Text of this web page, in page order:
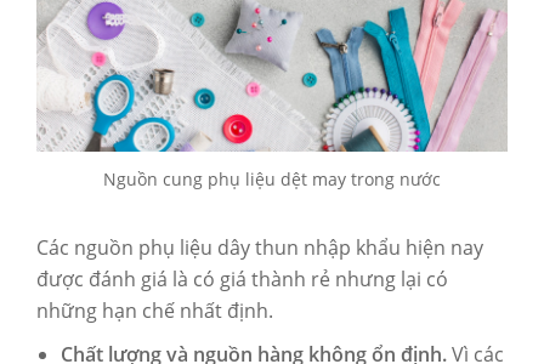
Nguồn cung phụ liệu dệt may trong nước
Các nguồn phụ liệu dây thun nhập khẩu hiện nay
được đánh giá là có giá thành rẻ nhưng lại có
những hạn chế nhất định.
Chất lượng và nguồn hàng không ổn định.Vì các